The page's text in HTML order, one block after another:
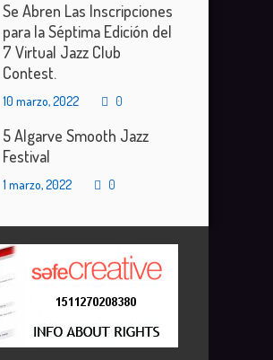
Se Abren Las Inscripciones
para la Séptima Edición del
7 Virtual Jazz Club
Contest.
10 marzo, 2022 0
5 Algarve Smooth Jazz
Festival
1 marzo, 2022 0